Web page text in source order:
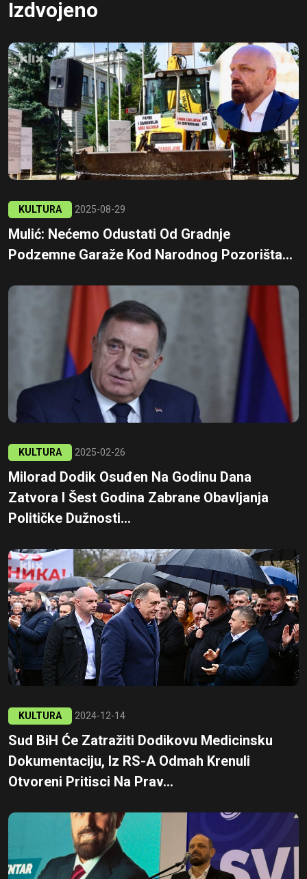
Izdvojeno
KULTURA 2025-08-29
Mulić: Nećemo Odustati Od Gradnje
Podzemne Garaže Kod Narodnog Pozorišta...
KULTURA 2025-02-26
Milorad Dodik Osuđen Na Godinu Dana
Zatvora I Šest Godina Zabrane Obavljanja
Političke Dužnosti...
KULTURA 2024-12-14
Sud BiH Će Zatražiti Dodikovu Medicinsku
Dokumentaciju, Iz RS-A Odmah Krenuli
Otvoreni Pritisci Na Prav...